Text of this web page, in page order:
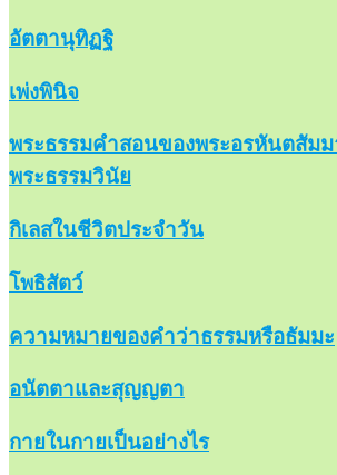
อัตตานุทิฏฐิ
เพ่งพินิจ
พระธรรมคำสอนของพระอรหันตสัมม
พระธรรมวินัย
กิเลสในชีวิตประจำวัน
โพธิสัตว์
ความหมายของคำว่าธรรมหรือธัมมะ
อนัตตาและสุญญตา
กายในกายเป็นอย่างไร